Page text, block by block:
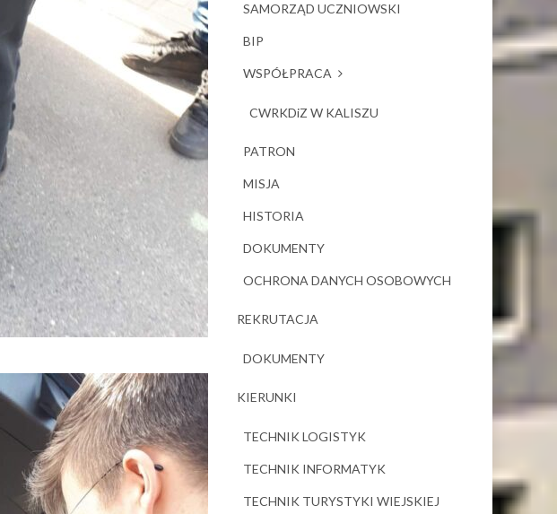
SAMORZĄD UCZNIOWSKI
BIP
WSPÓŁPRACA
CWRKDiZ W KALISZU
PATRON
MISJA
HISTORIA
DOKUMENTY
OCHRONA DANYCH OSOBOWYCH
REKRUTACJA
DOKUMENTY
KIERUNKI
TECHNIK LOGISTYK
TECHNIK INFORMATYK
TECHNIK TURYSTYKI WIEJSKIEJ